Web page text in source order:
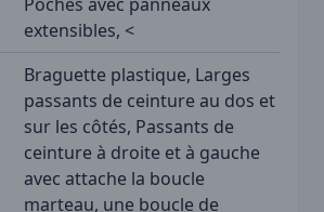
extensibles, <
Braguette plastique, Larges
passants de ceinture au dos et
sur les côtés, Passants de
ceinture à droite et à gauche
avec attache la boucle
marteau, une boucle de